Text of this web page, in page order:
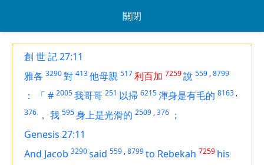
關閉
創 世 記 27:11
雅各 3290對 413他母親 517利百加 7259說 559 ,8799
： 「 # 2005我哥哥 251 以掃 6215渾身是有毛的 8163 ,
376 ， 我 595身上是光滑的 2509 ,376 ；
Genesis 27:11
And Jacob 3290said 559 ,8799to Rebekah 7259 his